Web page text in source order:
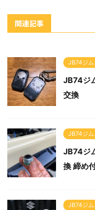
関連記事
JB74ジム
JB74ジ
交換
JB74ジム
JB74ジ
換 締め
JB74ジム